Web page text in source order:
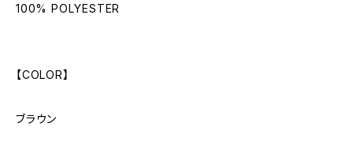
100% POLYESTER
【COLOR】
ブラウン